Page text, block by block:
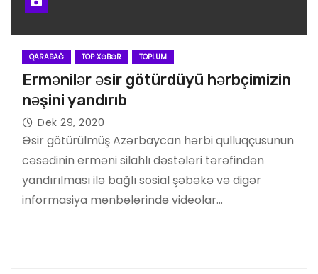
QARABAĞ TOP XƏBƏR TOPLUM
Ermənilər əsir götürdüyü hərbçimizin
nəşini yandırıb
Dek 29, 2020
Əsir götürülmüş Azərbaycan hərbi qulluqçusunun
cəsədinin erməni silahlı dəstələri tərəfindən
yandırılması ilə bağlı sosial şəbəkə və digər
informasiya mənbələrində videolar…